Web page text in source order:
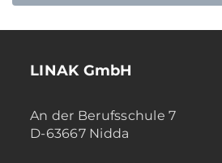
LINAK GmbH
An der Berufsschule 7
D-63667 Nidda